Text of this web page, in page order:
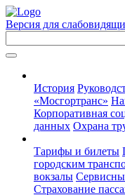
Версия для
История
«Мосгортранс»
Корпоративная
данных Охрана
Тарифы и билеты
городским
вокзалы
Страхование